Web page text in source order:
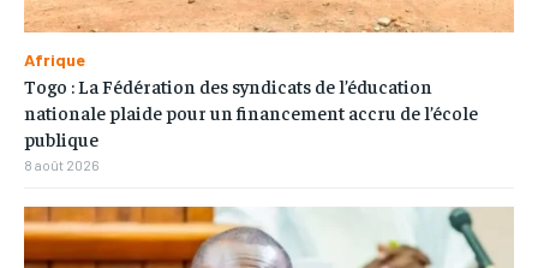
Afrique
Togo : La Fédération des syndicats de l’éducation
nationale plaide pour un financement accru de l’école
publique
8 août 2026